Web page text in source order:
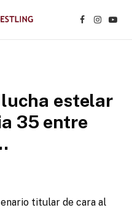
Facebook
estelar
35 entre
titular de cara al